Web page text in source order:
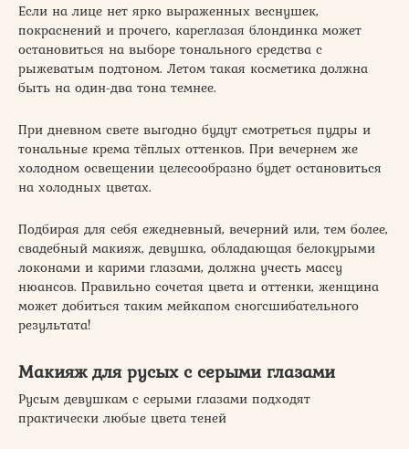
Если на лице нет ярко выраженных веснушек,
покраснений и прочего, кареглазая блондинка может
остановиться на выборе тонального средства с
рыжеватым подтоном. Летом такая косметика должна
быть на один-два тона темнее.
При дневном свете выгодно будут смотреться пудры и
тональные крема тёплых оттенков. При вечернем же
холодном освещении целесообразно будет остановиться
на холодных цветах.
Подбирая для себя ежедневный, вечерний или, тем более,
свадебный макияж, девушка, обладающая белокурыми
локонами и карими глазами, должна учесть массу
нюансов. Правильно сочетая цвета и оттенки, женщина
может добиться таким мейкапом сногсшибательного
результата!
Макияж для русых с серыми глазами
Русым девушкам с серыми глазами подходят
практически любые цвета теней